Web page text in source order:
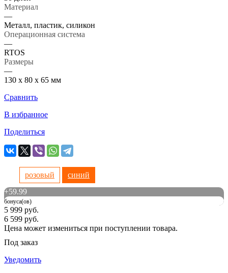
Материал
—
Металл, пластик, силикон
Операционная система
—
RTOS
Размеры
—
130 х 80 х 65 мм
Сравнить
В избранное
Поделиться
розовый
синий
+59.99
бонуса(ов)
5 999 руб.
6 599 руб.
Цена может измениться при поступлении товара.
Под заказ
Уведомить